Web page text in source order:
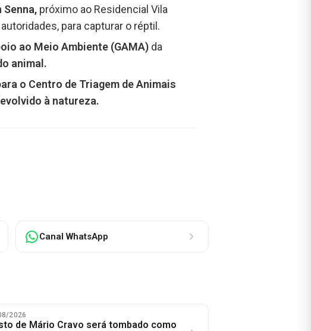
próximo ao Residencial Vila
para capturar o réptil.
ao Meio Ambiente (GAMA) da
animal.
o Centro de Triagem de Animais
à natureza.
Canal WhatsApp
2026
de Mário Cravo será tombado como